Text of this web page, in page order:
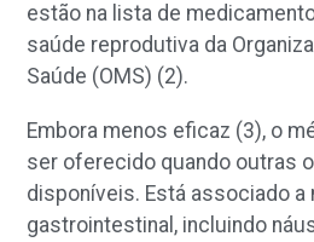
estão na lista de
saúde reprodutiva da
Saúde (OMS) (2).
Embora menos eficaz (3), o
ser oferecido quando outras
disponíveis. Está associado a
gastrointestinal, incluindo